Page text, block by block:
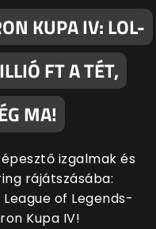
KUPA IV: LOL-
FT A TÉT,
MA!
izgalmak és
rájátszásába:
of Legends-
Kupa IV!